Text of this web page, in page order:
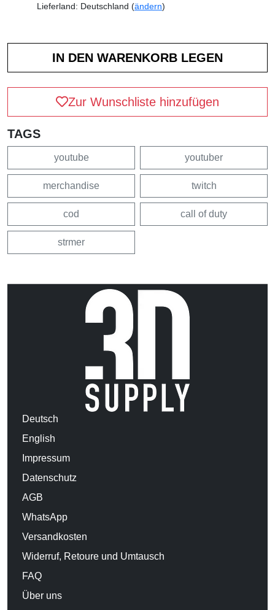
Lieferland: Deutschland (ändern)
Zur Wunschliste hinzufügen
TAGS
youtube youtuber
merchandise twitch
cod call of duty
strmer
Deutsch
English
Impressum
Datenschutz
AGB
WhatsApp
Versandkosten
Widerruf, Retoure und Umtausch
FAQ
Über uns